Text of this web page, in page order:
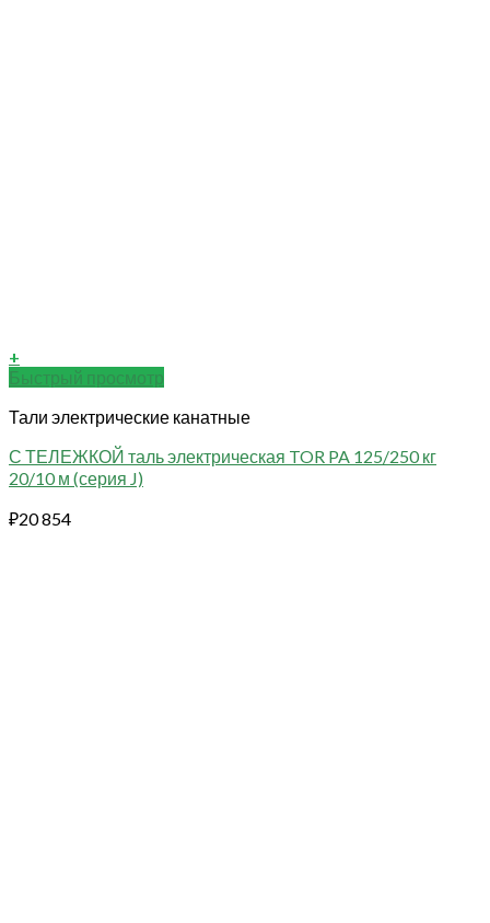
+
Быстрый просмотр
Тали электрические канатные
С ТЕЛЕЖКОЙ таль электрическая TOR PA 125/250 кг
20/10 м (серия J)
₽20 854